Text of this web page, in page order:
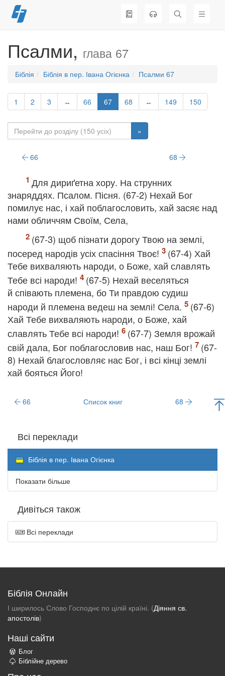
Перейти
до
Псалми, глава 67
Біблія Біблія в пер. Івана Огієнка Псалми 67
1 2 3 ↔ 66 67 68 ↔ 149 150
»
66 68
Для дириґетна хору. На струнних
знаряддях. Псалом. Пісня. (67-2) Нехай Бог
помилує нас, і хай поблагословить, хай засяє над
нами обличчям Своїм, Села,
(67-3) щоб пізнати дорогу Твою на землі,
посеред народів усіх спасіння Твоє!
(67-4) Хай
Тебе вихваляють народи, о Боже, хай славлять
Тебе всі народи!
(67-5) Нехай веселяться
й співають племена, бо Ти правдою судиш
народи й племена ведеш на землі! Села.
(67-6)
Хай Тебе вихваляють народи, о Боже, хай
славлять Тебе всі народи!
(67-7) Земля врожай
свій дала, Бог поблагословив нас, наш Бог!
(67-
8) Нехай благословляє нас Бог, і всі кінці землі
хай бояться Його!
66 Список книг 68
Всі переклади
Біблія в пер. Івана Огієнка
Показати більше
Дивіться також
Всі переклади
Біблія Онлайн
І ширилось Слово Господнє по цілій країні. (Діяння св.
апостолів)
Наші сайти
Блог
Біблійне дерево